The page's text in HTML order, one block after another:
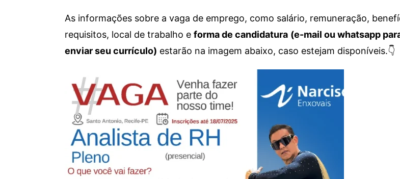
As informações sobre a vaga de emprego, como salário, remuneração,
requisitos, local de trabalho e forma de candidatura (e-mail ou whatsapp
enviar seu currículo) estarão na imagem abaixo, caso estejam disponíveis.👇